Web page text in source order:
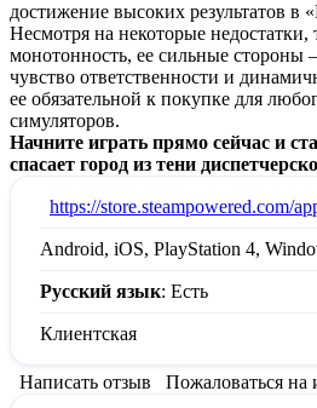
достижение высоких результатов в
Несмотря на некоторые недостатки,
монотонность, ее сильные стороны
чувство ответственности и
ее обязательной к покупке для
симуляторов.
Начните играть прямо сейчас и
спасает город из тени
https://store.steampowered.com/
Android, iOS, PlayStation 4,
Русский язык: Есть
Клиентская
Написать отзыв Пожаловаться на